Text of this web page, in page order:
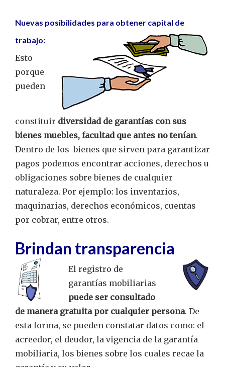
Nuevas posibilidades para obtener capital de
trabajo:
Esto
porque
pueden
constituir diversidad de garantías con sus
bienes muebles, facultad que antes no tenían.
Dentro de los bienes que sirven para garantizar
pagos podemos encontrar acciones, derechos u
obligaciones sobre bienes de cualquier
naturaleza. Por ejemplo: los inventarios,
maquinarias, derechos económicos, cuentas
por cobrar, entre otros.
Brindan transparencia
El registro de
garantías mobiliarias
puede ser consultado
de manera gratuita por cualquier persona. De
esta forma, se pueden constatar datos como: el
acreedor, el deudor, la vigencia de la garantía
mobiliaria, los bienes sobre los cuales recae la